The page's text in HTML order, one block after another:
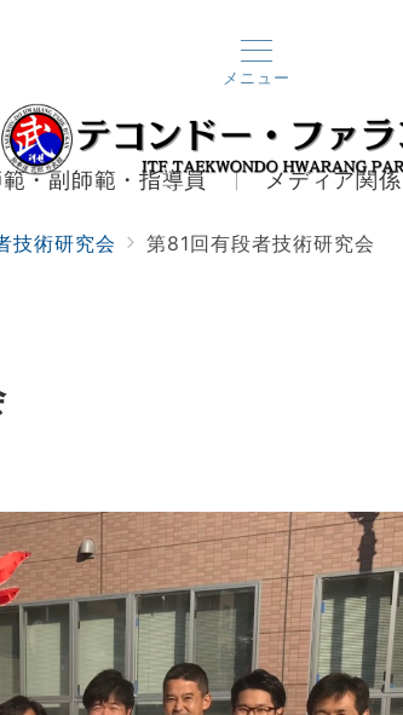
メニュー
・副師範・指導員 メディア関係
技術研究会 第81回有段者技術研究会